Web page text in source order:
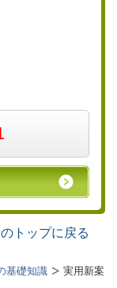
トップに戻る
基礎知識
実用新案